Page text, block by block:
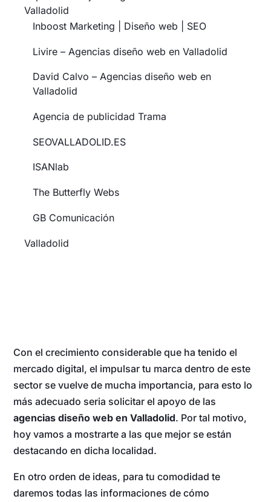
Valladolid
Inboost Marketing | Diseño web | SEO
Livire – Agencias diseño web en Valladolid
David Calvo – Agencias diseño web en
Valladolid
Agencia de publicidad Trama
SEOVALLADOLID.ES
ISANlab
The Butterfly Webs
GB Comunicación
Valladolid
Con el crecimiento considerable que ha tenido el
mercado digital, el impulsar tu marca dentro de este
sector se vuelve de mucha importancia, para esto lo
más adecuado seria solicitar el apoyo de las
agencias diseño web en Valladolid. Por tal motivo,
hoy vamos a mostrarte a las que mejor se están
destacando en dicha localidad.
En otro orden de ideas, para tu comodidad te
daremos todas las informaciones de cómo